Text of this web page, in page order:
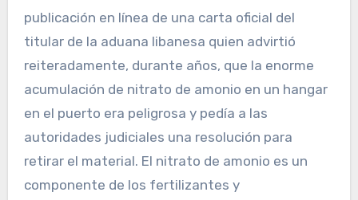
publicación en línea de una carta oficial del
titular de la aduana libanesa quien advirtió
reiteradamente, durante años, que la enorme
acumulación de nitrato de amonio en un hangar
en el puerto era peligrosa y pedía a las
autoridades judiciales una resolución para
retirar el material. El nitrato de amonio es un
componente de los fertilizantes y